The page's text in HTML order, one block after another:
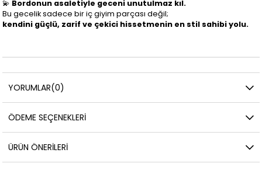
💫 Bordonun asaletiyle geceni unutulmaz kıl.
Bu gecelik sadece bir iç giyim parçası değil;
kendini güçlü, zarif ve çekici hissetmenin en stil sahibi yolu.
YORUMLAR(0)
ÖDEME SEÇENEKLERI
ÜRÜN ÖNERILERI